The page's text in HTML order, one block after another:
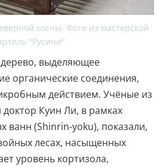
сосны. Фото из мастерской
"Русичи"
выделяющее
органические соединения,
действием. Учёные из
Куин Ли, в рамках
ванн (Shinrin-yoku), показали,
лесах, насыщенных
уровень кортизола,